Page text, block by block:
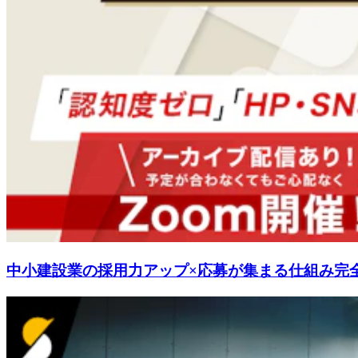
中小建設業の採用力アップ×応募が集まる仕組み完